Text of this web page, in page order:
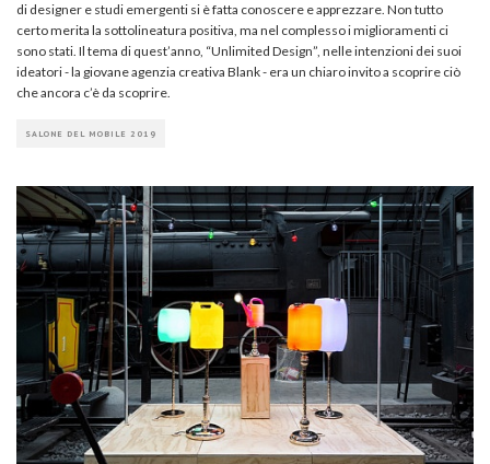
di designer e studi emergenti si è fatta conoscere e apprezzare. Non tutto
certo merita la sottolineatura positiva, ma nel complesso i miglioramenti ci
sono stati. Il tema di quest’anno, “Unlimited Design”, nelle intenzioni dei suoi
ideatori - la giovane agenzia creativa Blank - era un chiaro invito a scoprire ciò
che ancora c’è da scoprire.
SALONE DEL MOBILE 2019